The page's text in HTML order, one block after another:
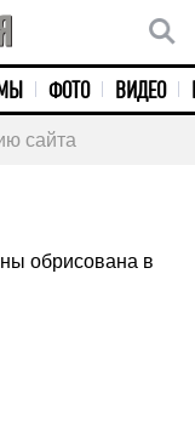
ФОТО ВИДЕО
сайта
обрисована в